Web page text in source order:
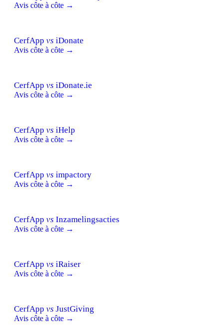
Avis côte à côte →
CerfApp vs iDonate
Avis côte à côte →
CerfApp vs iDonate.ie
Avis côte à côte →
CerfApp vs iHelp
Avis côte à côte →
CerfApp vs impactory
Avis côte à côte →
CerfApp vs Inzamelingsacties
Avis côte à côte →
CerfApp vs iRaiser
Avis côte à côte →
CerfApp vs JustGiving
Avis côte à côte →